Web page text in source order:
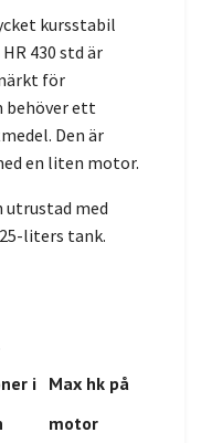
kursstabil
430 std är
för
behöver ett
Den är
en liten motor.
utrustad med
liters tank.
i Max hk på
motor